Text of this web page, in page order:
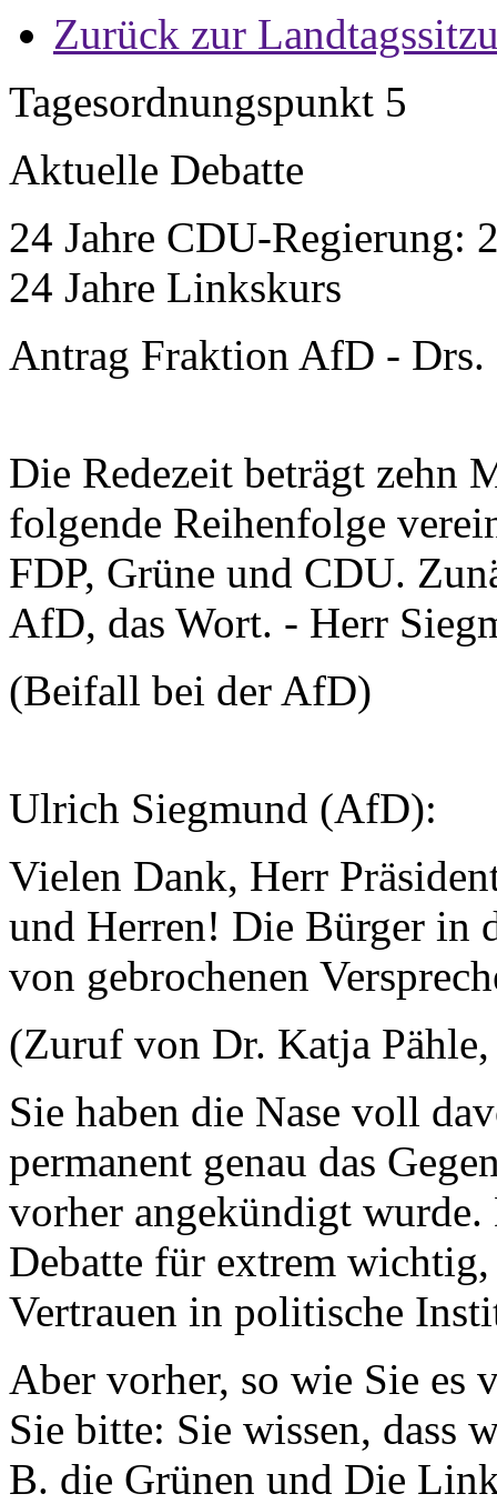
Zurück zur
Tagesordnungspunkt 5
Aktuelle Debatte
24 Jahre CDU-Regierung:
24 Jahre Linkskurs
Antrag Fraktion AfD - Drs.
Die Redezeit beträgt zehn
folgende Reihenfolge
FDP, Grüne und CDU.
AfD, das Wort. - Herr
(Beifall bei der AfD)
Ulrich Siegmund (AfD):
Vielen Dank, Herr
und Herren! Die Bürger in
von gebrochenen
(Zuruf von Dr. Katja
Sie haben die Nase voll
permanent genau das
vorher angekündigt wurde.
Debatte für extrem
Vertrauen in politische
Aber vorher, so wie Sie
Sie bitte: Sie wissen, dass
B. die Grünen und Die